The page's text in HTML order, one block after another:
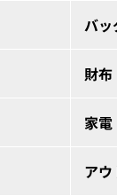
バッ
財
家電
アウ